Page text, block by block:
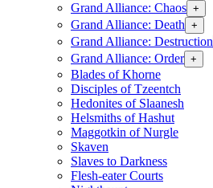
Grand Alliance: Chaos +
Grand Alliance: Death +
Grand Alliance: Destruction
Grand Alliance: Order +
Blades of Khorne
Disciples of Tzeentch
Hedonites of Slaanesh
Helsmiths of Hashut
Maggotkin of Nurgle
Skaven
Slaves to Darkness
Flesh-eater Courts